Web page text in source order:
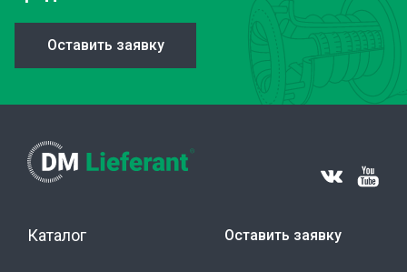
Оставить заявку
Каталог Оставить заявку